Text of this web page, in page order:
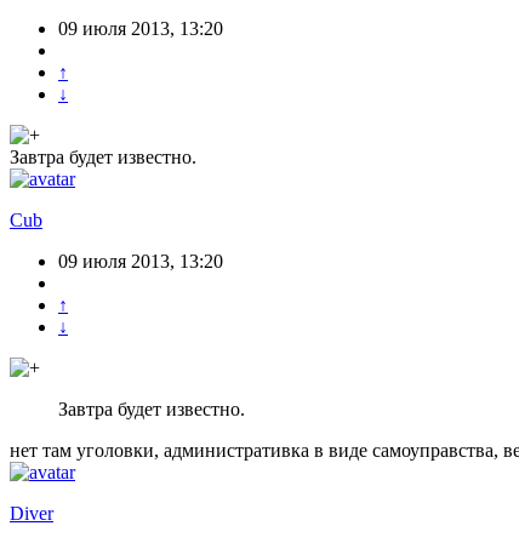
09 июля 2013, 13:20
↑
↓
Завтра будет известно.
Cub
09 июля 2013, 13:20
↑
↓
Завтра будет известно.
нет там уголовки, административка в виде самоуправства,
Diver